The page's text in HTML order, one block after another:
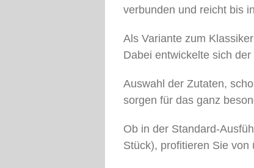
verbunden und reicht bis
Als Variante zum
Dabei entwickelte sich der
Auswahl der Zutaten,
sorgen für das ganz
Ob in der Standard-
Stück), profitieren Sie